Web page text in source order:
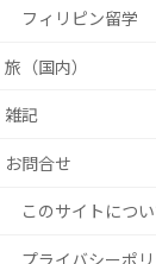
フィリピン留学
旅（国内）
雑記
お問合せ
このサイトにつ
プライバシーポ